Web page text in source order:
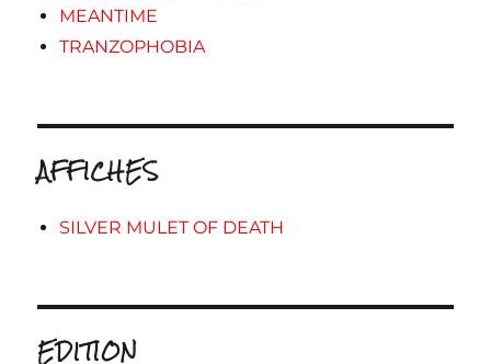
MEANTIME
TRANZOPHOBIA
AFFICHES
SILVER MULET OF DEATH
EDITION